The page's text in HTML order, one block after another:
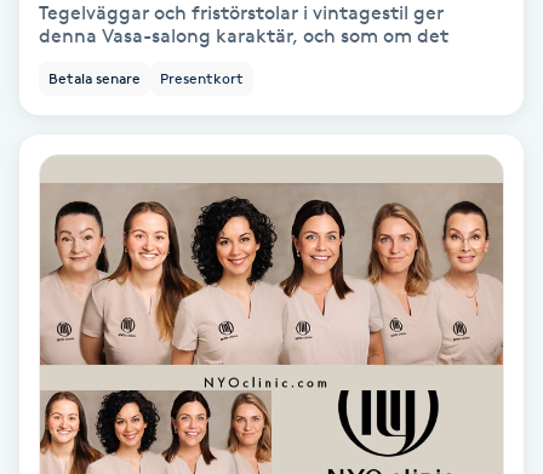
Fettreducering
Fibromassage
Fillers
Fotmassage
Fotsvamp
Tegelväggar och fristörstolar i vintagestil ger
denna Vasa-salong karaktär, och som om det
Betala senare Presentkort